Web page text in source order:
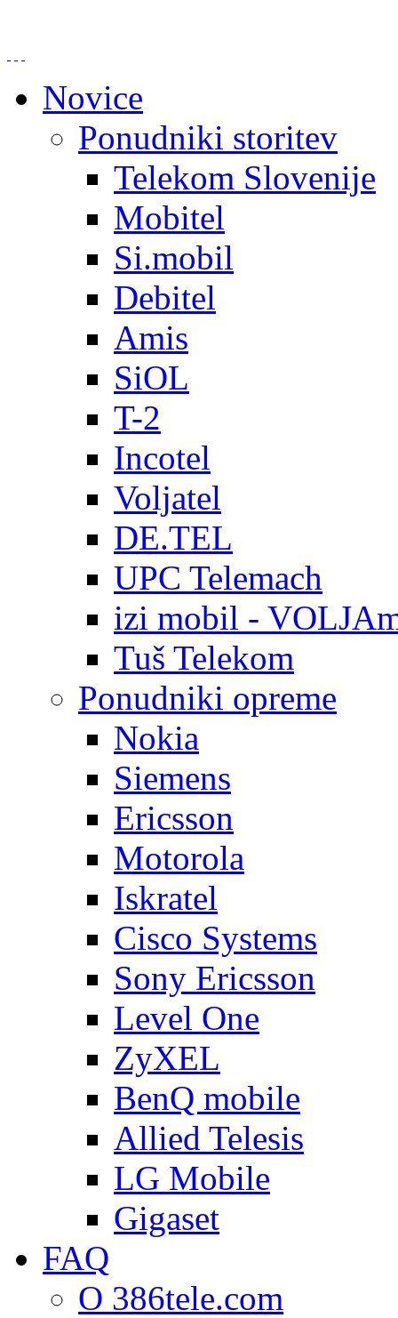
Novice
Ponudniki storitev
Telekom Slovenije
Mobitel
Si.mobil
Debitel
Amis
SiOL
T-2
Incotel
Voljatel
DE.TEL
UPC Telemach
izi mobil -
Tuš Telekom
Ponudniki opreme
Nokia
Siemens
Ericsson
Motorola
Iskratel
Cisco Systems
Sony Ericsson
Level One
ZyXEL
BenQ mobile
Allied Telesis
LG Mobile
Gigaset
FAQ
O 386tele.com